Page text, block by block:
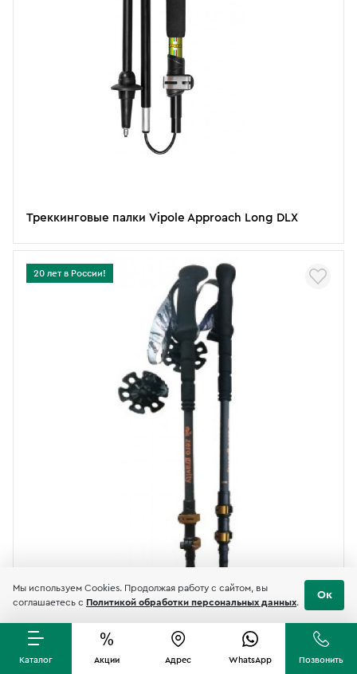
Треккинговые палки Vipole Approach Long DLX
20 лет в России!
Каталог Акции Адрес WhatsApp Позвонить
Мы используем Cookies. Продолжая работу с сайтом, вы
соглашаетесь с Политикой обработки персональных данных.
Ок